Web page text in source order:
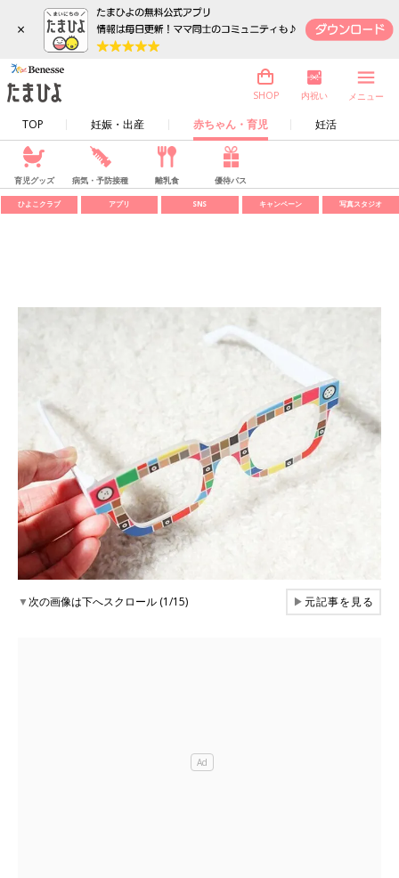
×
TOP 妊娠・出産 赤ちゃん・育児 妊活
SHOP 内祝い メニュー
育児グッズ 病気・予防接種 離乳食 優待パス
ひよこクラブ アプリ SNS キャンペーン 写真スタジオ
▼次の画像は下へスクロール (1/15) ▶元記事を見る